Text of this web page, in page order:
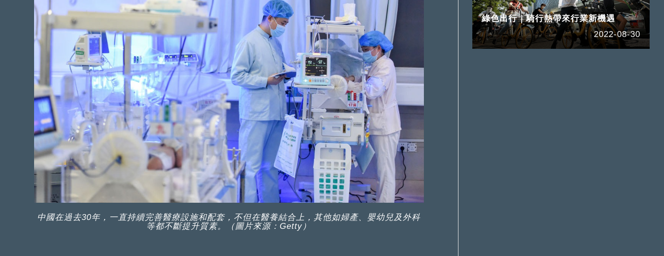
中國在過去30年，一直持續完善醫療設施和配套，不但在醫養結合上，其他如婦產、嬰幼兒及外科
等都不斷提升質素。（圖片來源：Getty）
綠色出行｜騎行熱帶來行業新機遇
2022-08-30